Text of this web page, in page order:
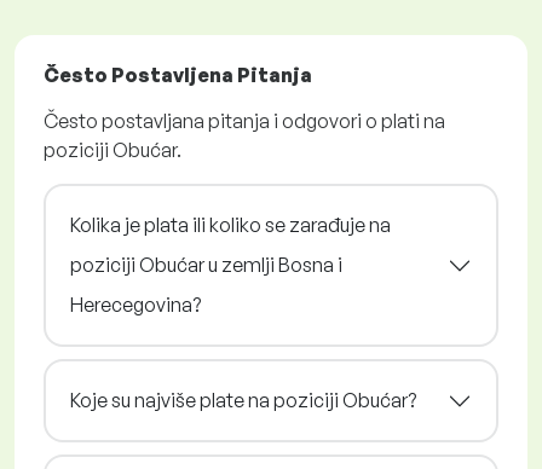
Često Postavljena Pitanja
Često postavljana pitanja i odgovori o plati na
poziciji Obućar.
Kolika je plata ili koliko se zarađuje na
poziciji Obućar u zemlji Bosna i
Herecegovina?
Koje su najviše plate na poziciji Obućar?